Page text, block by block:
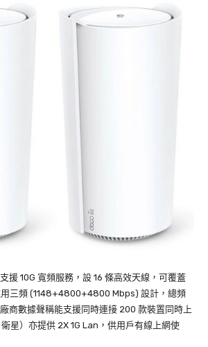
支援 10G 寬頻服務，設 16 條高效天線，可覆蓋
三頻 (1148+4800+4800 Mbps) 設計，總頻
商數據聲稱能支援同時連接 200 款裝置同時上
星）亦提供 2X 1G Lan，供用戶有線上網使